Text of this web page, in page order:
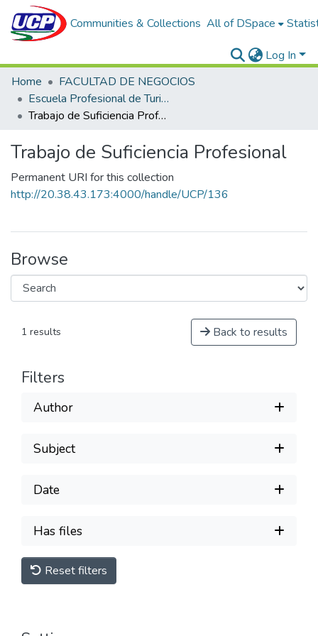
Communities & Collections All of DSpace
Log In
Home
FACULTAD DE NEGOCIOS
Escuela Profesional de Turismo y Hotelería
Trabajo de Suficiencia Profesional
Trabajo de Suficiencia Profesional
Permanent URI for this collection
http://20.38.43.173:4000/handle/UCP/136
Browse
1 results Back to results
Filters
Author
Subject
Date
Has files
Reset filters